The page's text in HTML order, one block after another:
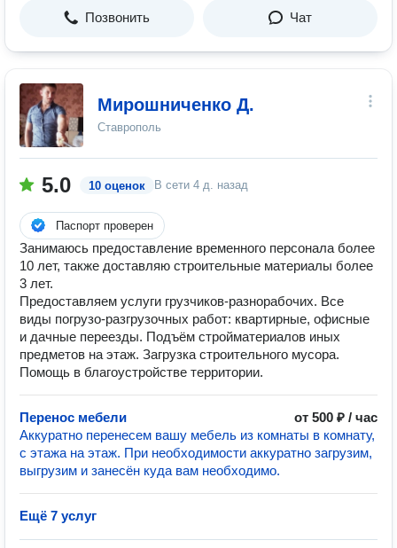
Позвонить Чат
Мирошниченко Д.
Ставрополь
5.0 10 оценок В сети 4 д. назад
Паспорт проверен
Занимаюсь предоставление временного персонала более
10 лет, также доставляю строительные материалы более
3 лет.
Предоставляем услуги грузчиков-разнорабочих. Все
виды погрузо-разгрузочных работ: квартирные, офисные
и дачные переезды. Подъём стройматериалов иных
предметов на этаж. Загрузка строительного мусора.
Помощь в благоустройстве территории.
Перенос мебели
от 500 ₽ / час
Аккуратно перенесем вашу мебель из комнаты в комнату,
с этажа на этаж. При необходимости аккуратно загрузим,
выгрузим и занесён куда вам необходимо.
Ещё 7 услуг